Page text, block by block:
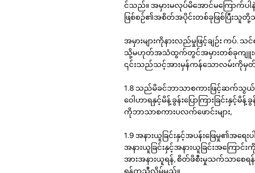
င်သည်။ အမှားမလုပ်မိအောင်မကြောက်
ဖြစ်စဉ်၏အစိတ်အပိုင်းတစ်ခုဖြစ်ပြီး
အမှားများကိုနားလည်မှုဖြင့်ချဉ်း ကပ်
သို့မဟုတ်အသံထွက်တွင်အမှားတစ်ခုကျူးလွန်မိ
၎င်းသည်သင့်အားမှန်ကန်သောလမ်းကိုမှ
1.8 သည်မိခင်ဘာသာစကားဖြင့်ဆက်သွယ်ပ
ဝေါဟာရနှင့်မိန့်ခွန်းပြောကြားခြင်းနှ
ကိုဘာသာစကားပလက်ဖောင်းများ,
1.9 အနားယူခြင်းနှင့်အပန်းဖြေမှု၏အရ
အနားယူခြင်းနှင့်အနားယူခြင်းအကြောင်
အားအနားယူရန်, စိတ်ဖိစီးမှုသက်သာစေ
ရန်ကူညီလိမ့်မည်။